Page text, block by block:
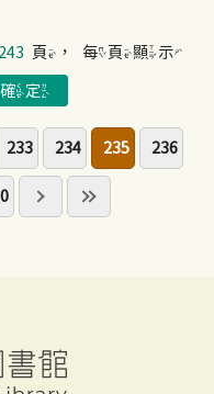
頁，每頁顯示
233 234 235 236